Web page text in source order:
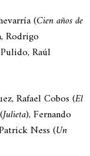
(Cien años de
Rodrigo
Raúl
Rafael Cobos (El
Julieta), Fernando
Ness (Un